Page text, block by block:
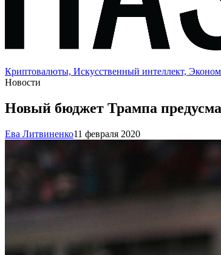
Криптовалюты, Искусственный интеллект,
Новости
Новый бюджет Трампа
Ева Литвиненко11 февраля 2020